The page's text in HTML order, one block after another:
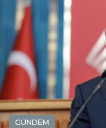
GÜNDEM